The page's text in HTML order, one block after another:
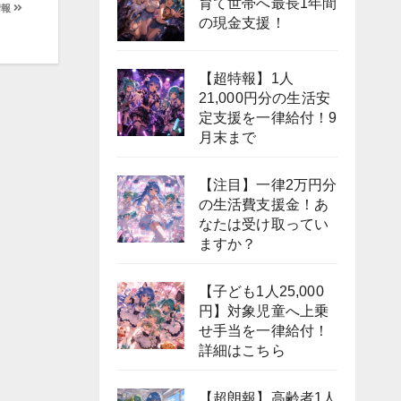
の現金支援！
【超特報】1人
21,000円分の生活安
定支援を一律給付！9
月末まで
【注目】一律2万円分
の生活費支援金！あ
なたは受け取ってい
ますか？
【子ども1人25,000
円】対象児童へ上乗
せ手当を一律給付！
詳細はこちら
【超朗報】高齢者1人